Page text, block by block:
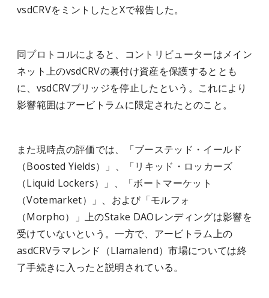
vsdCRVをミントしたとXで報告した。
同プロトコルによると、コントリビューターはメイン
ネット上のvsdCRVの裏付け資産を保護するととも
に、vsdCRVブリッジを停止したという。これにより
影響範囲はアービトラムに限定されたとのこと。
また現時点の評価では、「ブーステッド・イールド
（Boosted Yields）」、「リキッド・ロッカーズ
（Liquid Lockers）」、「ボートマーケット
（Votemarket）」、および「モルフォ
（Morpho）」上のStake DAOレンディングは影響を
受けていないという。一方で、アービトラム上の
asdCRVラマレンド（Llamalend）市場については終
了手続きに入ったと説明されている。